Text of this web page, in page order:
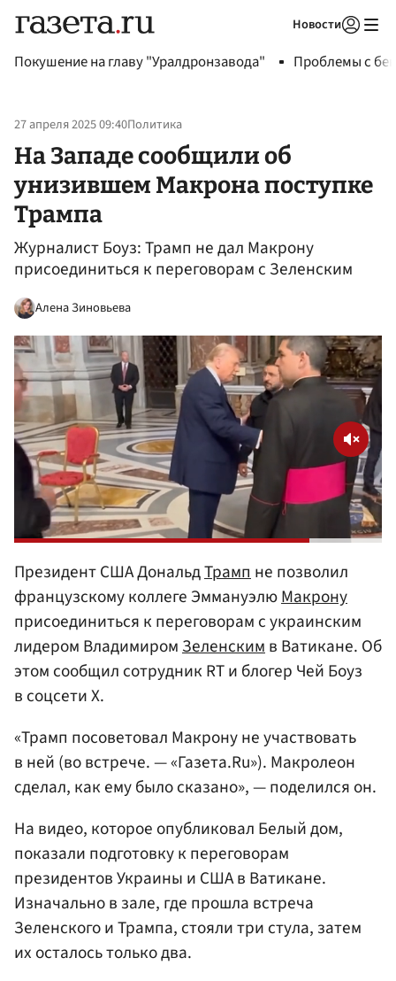
Новости
Покушение на главу "Уралдронзавода" Проблемы с
27 апреля 2025 09:40Политика
На Западе сообщили об
унизившем Макрона поступке
Трампа
Журналист Боуз: Трамп не дал Макрону
присоединиться к переговорам с Зеленским
Алена Зиновьева
Президент США ДональдТрампне позволил
французскому коллеге ЭммануэлюМакрону
присоединиться к переговорам с украинским
лидером ВладимиромЗеленскимв Ватикане. Об
этом сообщил сотрудник RT и блогер Чей Боуз
в соцсети X.
«Трамп посоветовал Макрону не участвовать
в ней (во встрече. — «Газета.Ru»). Макролеон
сделал, как ему было сказано», — поделился он.
На видео, которое опубликовал Белый дом,
показали подготовку к переговорам
президентов Украины и США в Ватикане.
Изначально в зале, где прошла встреча
Зеленского и Трампа, стояли три стула, затем
их осталось только два.